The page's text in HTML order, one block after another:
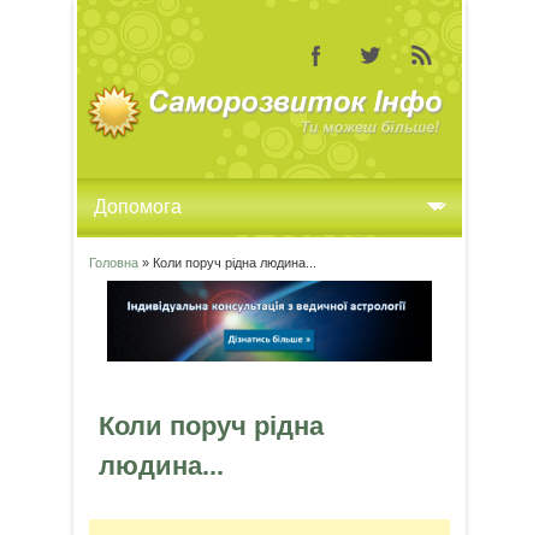
Ви є тут
Головна» Коли поруч рідна людина...
Коли поруч рідна
людина...